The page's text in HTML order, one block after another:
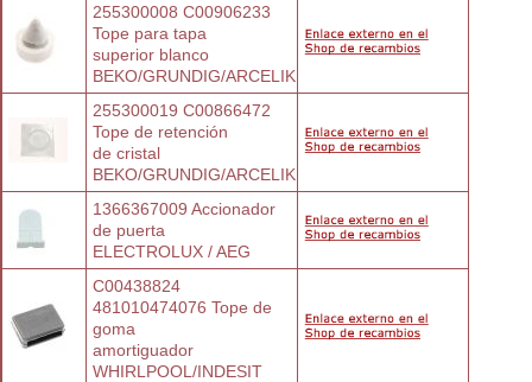
255300008 C00906233
Tope para tapa
superior blanco
BEKO/GRUNDIG/ARCELIK
255300019 C00866472
Tope de retención
de cristal
BEKO/GRUNDIG/ARCELIK
1366367009 Accionador
de puerta
ELECTROLUX / AEG
C00438824
481010474076 Tope de
goma
amortiguador
WHIRLPOOL/INDESIT